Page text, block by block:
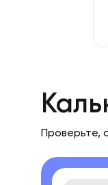
Проверьте,